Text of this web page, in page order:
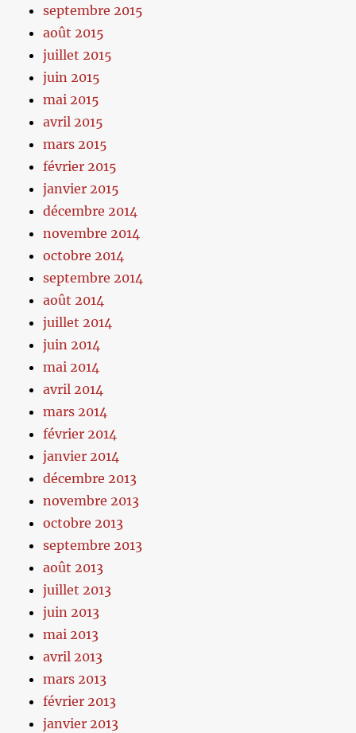
septembre 2015
août 2015
juillet 2015
juin 2015
mai 2015
avril 2015
mars 2015
février 2015
janvier 2015
décembre 2014
novembre 2014
octobre 2014
septembre 2014
août 2014
juillet 2014
juin 2014
mai 2014
avril 2014
mars 2014
février 2014
janvier 2014
décembre 2013
novembre 2013
octobre 2013
septembre 2013
août 2013
juillet 2013
juin 2013
mai 2013
avril 2013
mars 2013
février 2013
janvier 2013